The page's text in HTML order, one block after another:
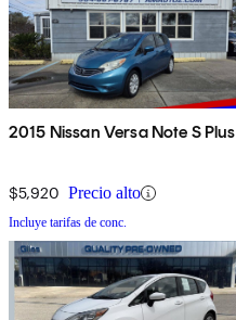
2015 Nissan Versa Note S Plus
$5,920 Precio alto
Incluye tarifas de conc.